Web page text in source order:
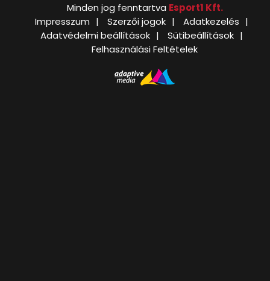
Minden jog fenntartva Esport1 Kft.
Impresszum
Szerzői jogok
Adatkezelés
Adatvédelmi beállítások
Sütibeállítások
Felhasználási Feltételek